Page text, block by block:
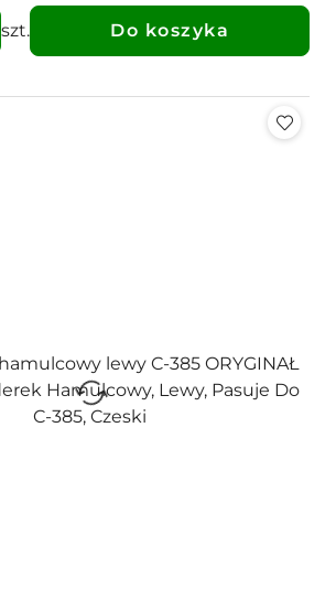
szt. Do koszyka